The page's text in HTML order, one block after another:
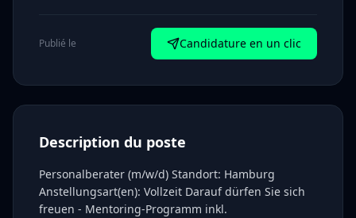
Publié le Candidature en un clic
Description du poste
Personalberater (m/w/d) Standort: Hamburg
Anstellungsart(en): Vollzeit Darauf dürfen Sie sich
freuen - Mentoring-Programm inkl.